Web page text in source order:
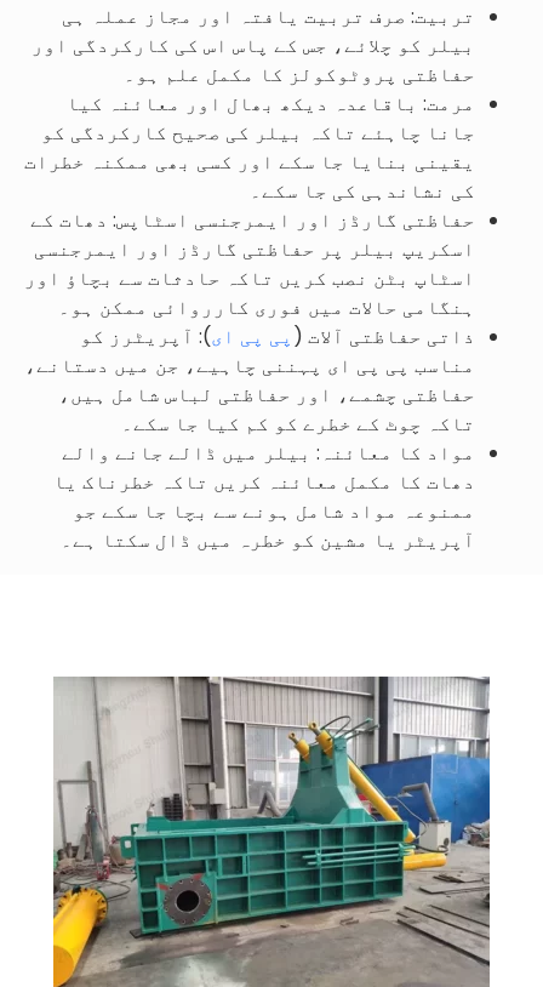
تربیت: صرف تربیت یافتہ اور مجاز عملہ ہی
بیلر کو چلائے، جس کے پاس اس کی کارکردگی اور
حفاظتی پروٹوکولز کا مکمل علم ہو۔
مرمت: باقاعدہ دیکھ بھال اور معائنہ کیا
جانا چاہئے تاکہ بیلر کی صحیح کارکردگی کو
یقینی بنایا جا سکے اور کسی بھی ممکنہ خطرات
کی نشاندہی کی جا سکے۔
حفاظتی گارڈز اور ایمرجنسی اسٹاپس: دھات کے
اسکریپ بیلر پر حفاظتی گارڈز اور ایمرجنسی
اسٹاپ بٹن نصب کریں تاکہ حادثات سے بچاؤ اور
ہنگامی حالات میں فوری کارروائی ممکن ہو۔
ذاتی حفاظتی آلات ( پی پی ای): آپریٹرز کو
مناسب پی پی ای پہننی چاہیے، جن میں دستانے،
حفاظتی چشمے، اور حفاظتی لباس شامل ہیں،
تاکہ چوٹ کے خطرے کو کم کیا جا سکے۔
مواد کا معائنہ: بیلر میں ڈالے جانے والے
دھات کا مکمل معائنہ کریں تاکہ خطرناک یا
ممنوعہ مواد شامل ہونے سے بچا جا سکے جو
آپریٹر یا مشین کو خطرہ میں ڈال سکتا ہے۔